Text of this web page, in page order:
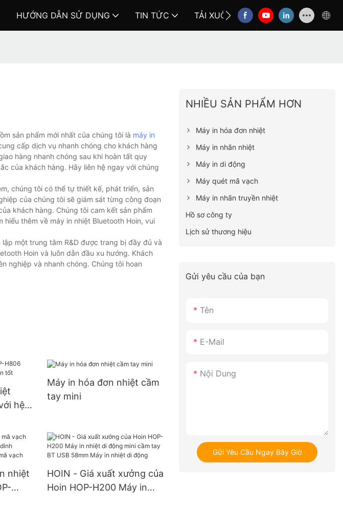
HƯỚNG DẪN SỬ DỤNG TIN TỨC TẢI XUỐNG LIÊN HỆ VỚI
sản phẩm mới nhất của chúng tôi là máy in
cấp dịch vụ nhanh chóng cho khách hàng
hàng nhanh chóng sau khi hoàn tất quy
của khách hàng. Hãy liên hệ ngay với chúng
chúng tôi có thể tự thiết kế, phát triển, sản
của chúng tôi sẽ giám sát từng công đoạn
khách hàng. Chúng tôi cam kết sản phẩm
thêm về máy in nhiệt Bluetooth Hoin, vui
một trung tâm R&D được trang bị đầy đủ và
Hoin và luôn dẫn đầu xu hướng. Khách
nghiệp và nhanh chóng. Chúng tôi hoan
hệ
Máy in hóa đơn nhiệt cầm
tay mini
nhiệt
HOIN - Giá xuất xưởng của
Hoin HOP-H200 Máy in
NHIỀU SẢN PHẨM HƠN
Máy in hóa đơn nhiệt
Máy in nhãn nhiệt
Máy in di động
Máy quét mã vạch
Máy in nhãn truyền nhiệt
Hồ sơ công ty
Lịch sử thương hiệu
Gửi yêu cầu của bạn
Tên
E-Mail
Nội Dung
Gửi Yêu Cầu Ngay Bây Giờ